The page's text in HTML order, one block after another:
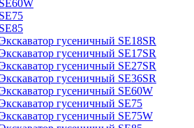
SE60W
SE75
SE85
гусеничный SE18SR
гусеничный SE17SR
гусеничный SE27SR
гусеничный SE36SR
гусеничный SE60W
гусеничный SE75
гусеничный SE75W